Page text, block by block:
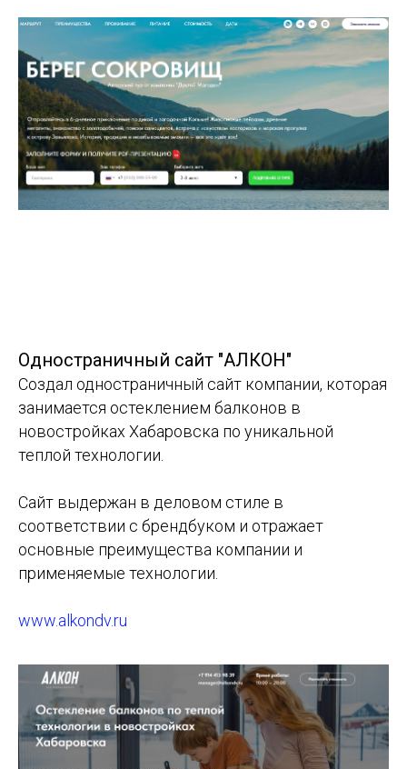
Одностраничный сайт "АЛКОН"
Создал одностраничный сайт компании, которая
занимается остеклением балконов в
новостройках Хабаровска по уникальной
теплой технологии.
Сайт выдержан в деловом стиле в
соответствии с брендбуком и отражает
основные преимущества компании и
применяемые технологии.
www.alkondv.ru